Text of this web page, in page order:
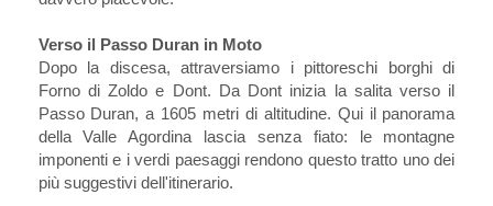
Verso il Passo Duran in Moto
Dopo la discesa, attraversiamo i pittoreschi borghi di
Forno di Zoldo e Dont. Da Dont inizia la salita verso il
Passo Duran, a 1605 metri di altitudine. Qui il panorama
della Valle Agordina lascia senza fiato: le montagne
imponenti e i verdi paesaggi rendono questo tratto uno dei
più suggestivi dell'itinerario.